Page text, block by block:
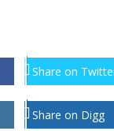
Share on
Share on Digg